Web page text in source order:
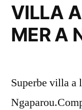
VILLA
MER A
Superbe villa a